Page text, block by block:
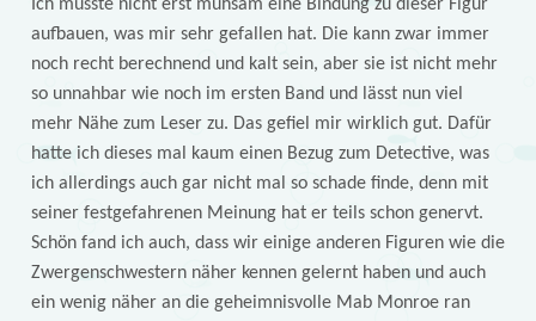
Ich musste nicht erst mühsam eine Bindung zu dieser Figur
aufbauen, was mir sehr gefallen hat. Die kann zwar immer
noch recht berechnend und kalt sein, aber sie ist nicht mehr
so unnahbar wie noch im ersten Band und lässt nun viel
mehr Nähe zum Leser zu. Das gefiel mir wirklich gut. Dafür
hatte ich dieses mal kaum einen Bezug zum Detective, was
ich allerdings auch gar nicht mal so schade finde, denn mit
seiner festgefahrenen Meinung hat er teils schon genervt.
Schön fand ich auch, dass wir einige anderen Figuren wie die
Zwergenschwestern näher kennen gelernt haben und auch
ein wenig näher an die geheimnisvolle Mab Monroe ran